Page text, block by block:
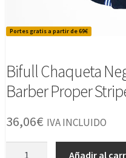
Portes gratis a partir de 69€
Bifull Chaqueta
Barber Proper
36,06€ IVA INCLUIDO
Añadir al